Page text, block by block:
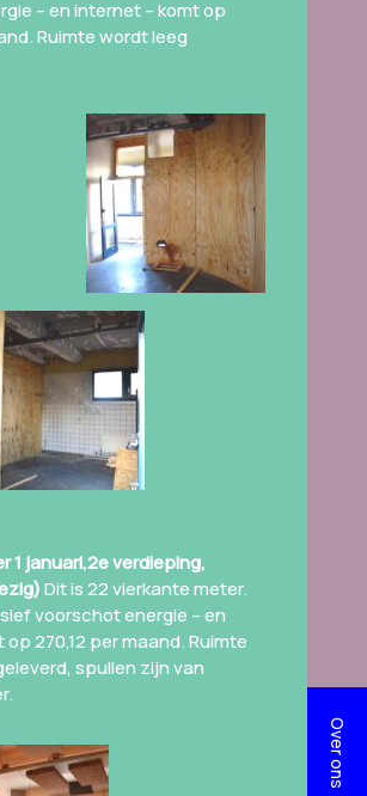
– en internet – komt op
Ruimte wordt leeg
1 januari,2e verdieping,
Dit is 22 vierkante meter.
voorschot energie – en
270,12 per maand. Ruimte
spullen zijn van
Over ons